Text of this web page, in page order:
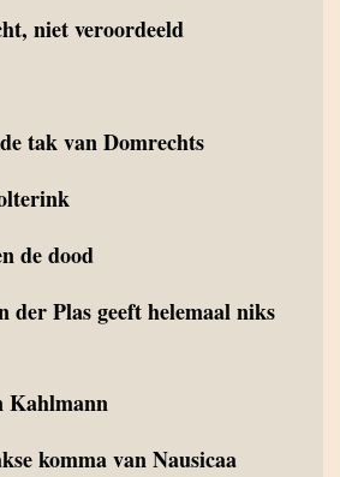
niet veroordeeld
tak van Domrechts
de dood
der Plas geeft helemaal niks
Kahlmann
komma van Nausicaa